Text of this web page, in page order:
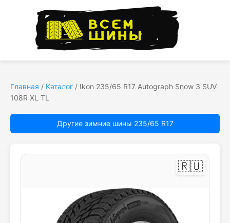
Главная / Каталог / Ikon 235/65 R17 Autograph Snow 3 SUV
108R XL TL
Другие зимние шины 235/65 R17
🇷🇺